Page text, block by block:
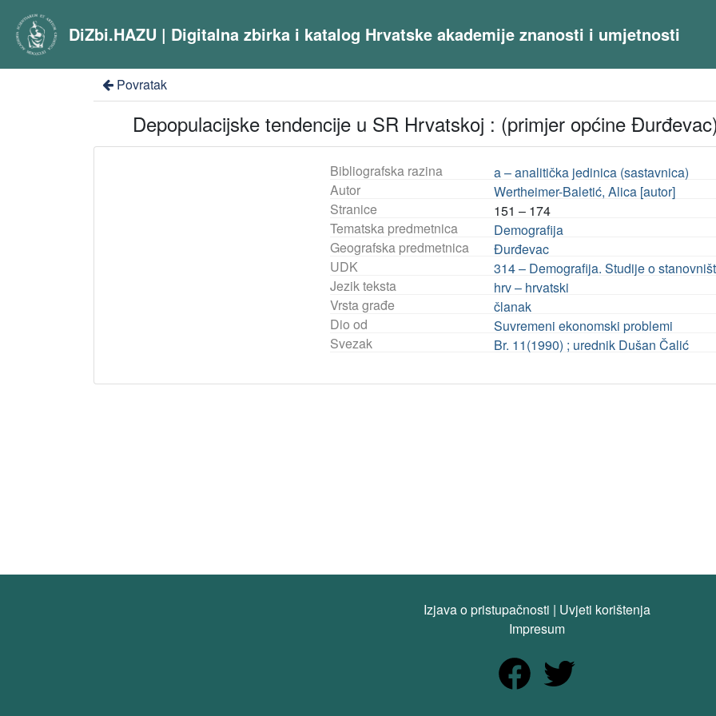
DiZbi.HAZU | Digitalna zbirka i katalog Hrvatske akademije znanosti i umjetnosti
Povratak
Depopulacijske tendencije u SR Hrvatskoj : (primjer općine
Bibliografska razina
a – analitička jedinica (sastavnica)
Autor
Wertheimer-Baletić, Alica [autor]
Stranice
151 – 174
Tematska predmetnica
Demografija
Geografska predmetnica
Đurđevac
UDK
314 – Demografija. Studije o
Jezik teksta
hrv – hrvatski
Vrsta građe
članak
Dio od
Suvremeni ekonomski problemi
Svezak
Br. 11(1990) ; urednik Dušan Čalić
Izjava o pristupačnosti | Uvjeti korištenja
Impresum